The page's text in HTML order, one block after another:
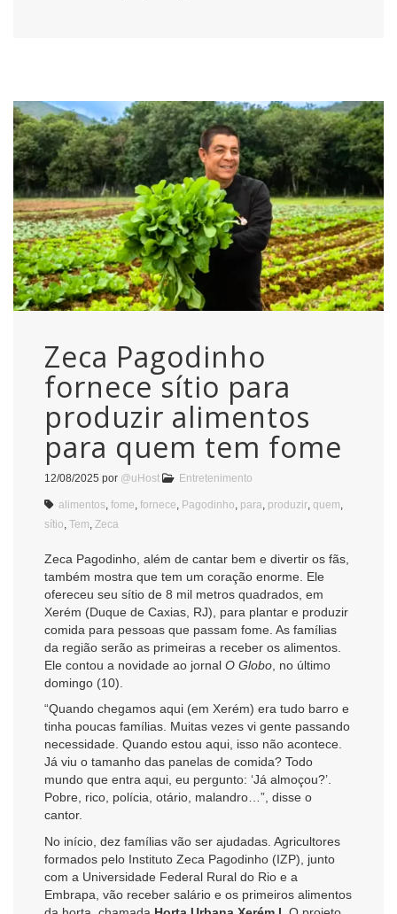
Zeca Pagodinho
fornece sítio para
produzir alimentos
para quem tem fome
12/08/2025 por @uHost Entretenimento
alimentos fome fornece Pagodinho para produzir quem
sítio Tem Zeca
Zeca Pagodinho, além de cantar bem e divertir os fãs,
também mostra que tem um coração enorme. Ele
ofereceu seu sítio de 8 mil metros quadrados, em
Xerém (Duque de Caxias, RJ), para plantar e produzir
comida para pessoas que passam fome. As famílias
da região serão as primeiras a receber os alimentos.
Ele contou a novidade ao jornal O Globo , no último
domingo (10).
“Quando chegamos aqui (em Xerém) era tudo barro e
tinha poucas famílias. Muitas vezes vi gente passando
necessidade. Quando estou aqui, isso não acontece.
Já viu o tamanho das panelas de comida? Todo
mundo que entra aqui, eu pergunto: ‘Já almoçou?’.
Pobre, rico, polícia, otário, malandro…”, disse o
cantor.
No início, dez famílias vão ser ajudadas. Agricultores
formados pelo Instituto Zeca Pagodinho (IZP), junto
com a Universidade Federal Rural do Rio e a
Embrapa, vão receber salário e os primeiros alimentos